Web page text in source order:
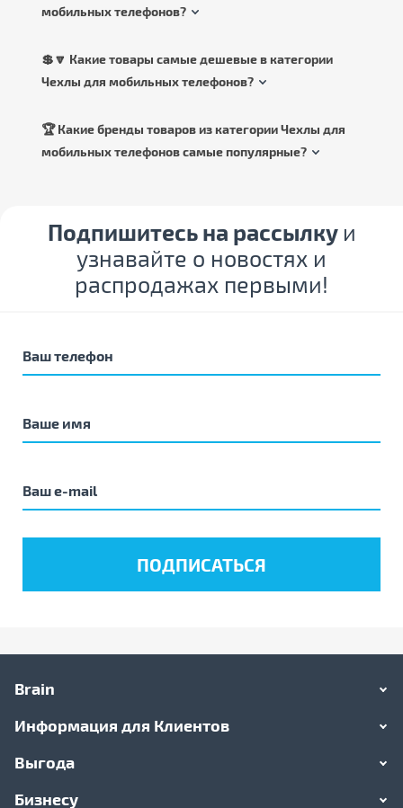
мобильных телефонов?
💲🔽 Какие товары самые дешевые в категории
Чехлы для мобильных телефонов?
🏆 Какие бренды товаров из категории Чехлы для
мобильных телефонов самые популярные?
Подпишитесь на рассылку и
узнавайте о новостях и
распродажах первыми!
Brain
Информация для Клиентов
Выгода
Бизнесу